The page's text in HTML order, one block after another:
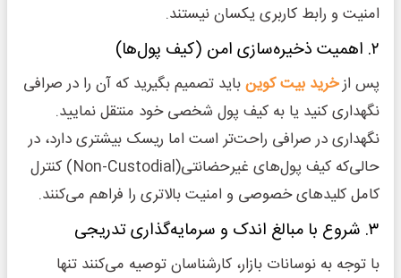
امنیت و رابط کاربری یکسان نیستند.
۲. اهمیت ذخیره‌سازی امن (کیف پول‌ها)
پس ازخرید بیت ‌کوینباید تصمیم بگیرید که آن را در صرافی
نگهداری کنید یا به کیف پول شخصی خود منتقل نمایید.
نگهداری در صرافی راحت‌تر است اما ریسک بیشتری دارد، در
حالی‌که کیف پول‌های غیرحضانتی(Non-Custodial) کنترل
کامل کلیدهای خصوصی و امنیت بالاتری را فراهم می‌کنند.
۳. شروع با مبالغ اندک و سرمایه‌گذاری تدریجی
با توجه به نوسانات بازار، کارشناسان توصیه می‌کنند تنها